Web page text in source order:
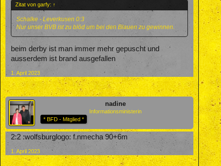
Zitat von garfy: ↑
Schalke - Leverkusen 0:3
Nur unser BVB ist zu blöd um bei den Blauen zu gewinnen.
beim derby ist man immer mehr gepuscht und
ausserdem ist brand ausgefallen
1. April 2023
nadine
Informationsministerin
* BFD - Mitglied *
2:2 :wolfsburglogo: f.nmecha 90+6m
1. April 2023